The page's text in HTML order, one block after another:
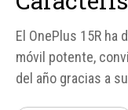
El OnePlus 15R ha
móvil potente,
del año gracias a